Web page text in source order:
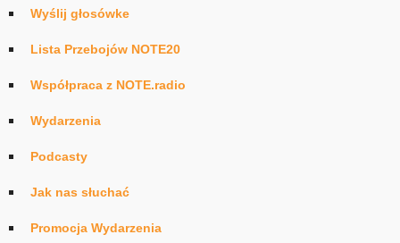
Wyślij głosówke
Lista Przebojów NOTE20
Współpraca z NOTE.radio
Wydarzenia
Podcasty
Jak nas słuchać
Promocja Wydarzenia